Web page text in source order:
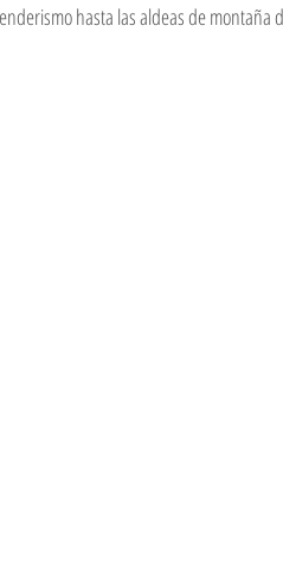
hasta las aldeas de